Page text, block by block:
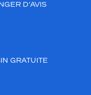
D’AVIS
GRATUITE